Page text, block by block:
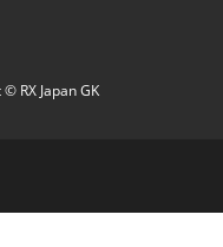
RX Japan GK